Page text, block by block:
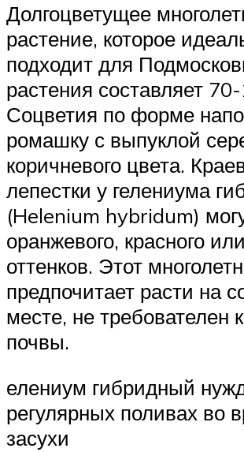
Долгоцветущее
растение, которое
подходит для
растения составляет
Соцветия по форме
ромашку с выпуклой
коричневого цвета.
лепестки у гелениума
(Helenium hybridum)
оранжевого, красного
оттенков. Этот
предпочитает расти на
месте, не требователен
почвы.
елениум гибридный
регулярных поливах во
засухи